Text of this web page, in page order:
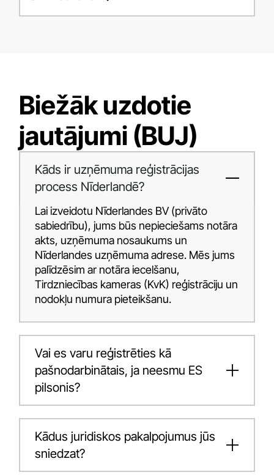
Biežāk uzdotie
jautājumi (BUJ)
Kāds ir uzņēmuma reģistrācijas
process Nīderlandē?
Lai izveidotu Nīderlandes BV (privāto
sabiedrību), jums būs nepieciešams notāra
akts, uzņēmuma nosaukums un
Nīderlandes uzņēmuma adrese. Mēs jums
palīdzēsim ar notāra iecelšanu,
Tirdzniecības kameras (KvK) reģistrāciju un
nodokļu numura pieteikšanu.
Vai es varu reģistrēties kā
pašnodarbinātais, ja neesmu ES
pilsonis?
Kādus juridiskos pakalpojumus jūs
sniedzat?